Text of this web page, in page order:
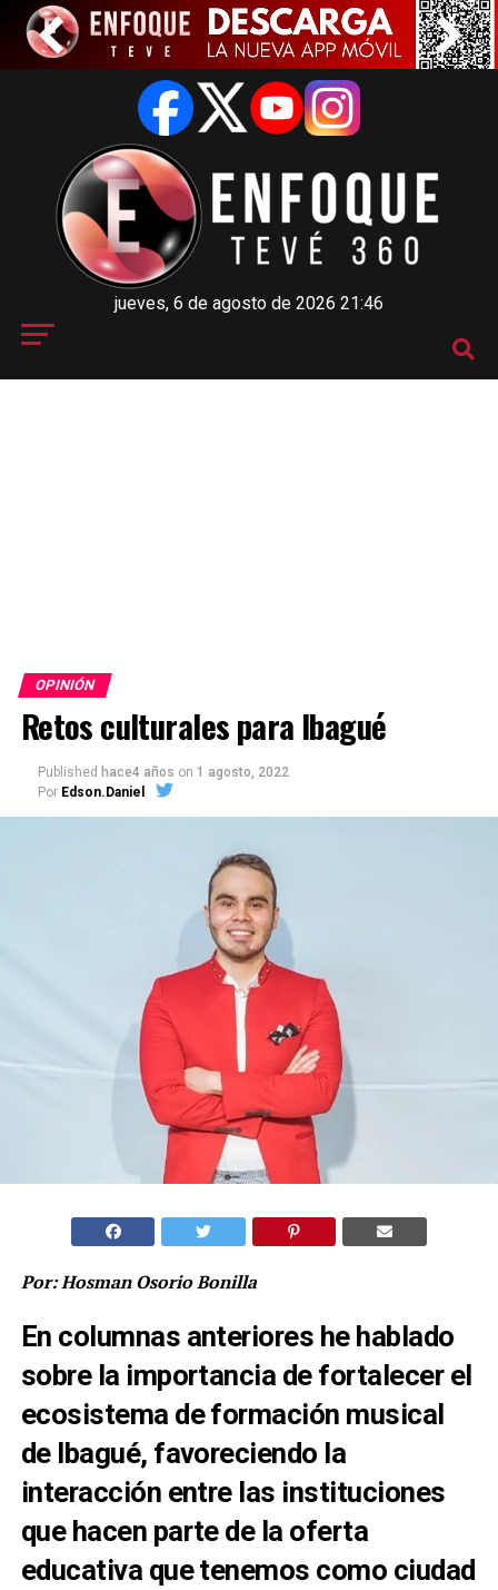
jueves, 6 de agosto de 2026 21:46
OPINIÓN
Retos culturales para Ibagué
Published hace4 años on 1 agosto, 2022
Por Edson.Daniel
Por:Hosman Osorio Bonilla
En columnas anteriores he hablado
sobre la importancia de fortalecer el
ecosistema de formación musical
de Ibagué, favoreciendo la
interacción entre las instituciones
que hacen parte de la oferta
educativa que tenemos como ciudad